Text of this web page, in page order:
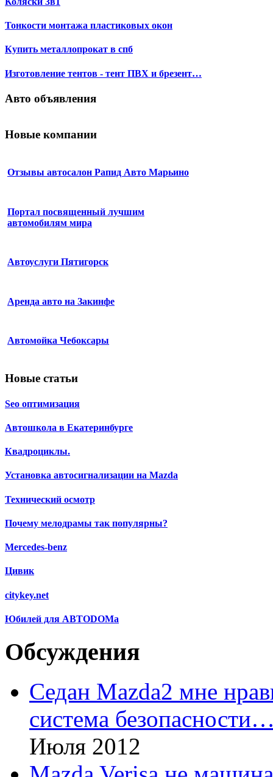
Тонкости монтажа пластиковых окон
Купить металлопрокат в спб
Изготовление тентов - тент ПВХ и брезент…
Авто объявления
Новые компании
Отзывы автосалон Рапид Авто Марьино
Портал посвященный лучшим
автомобилям мира
Автоуслуги Пятигорск
Аренда авто на Закинфе
Автомойка Чебоксары
Новые статьи
Seo оптимизация
Автошкола в Екатеринбурге
Квадроциклы.
Установка автосигнализации на Mazda
Технический осмотр
Почему мелодрамы так популярны?
Mercedes-benz
Цивик
citykey.net
Юбилей для АВТОDОМа
Обсуждения
Седан Mazda2 мне
система
Июля 2012